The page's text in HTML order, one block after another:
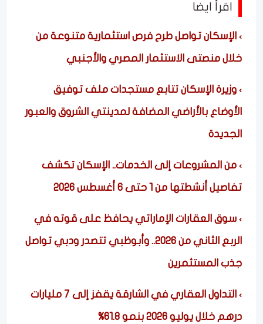
اقرأ ايضا
الإسكان تواصل طرح فرص استثمارية متنوعة من
خلال منصتى الاستثمار المصري والأجنبي
وزيرة الإسكان تتابع مستجدات ملف توفيق
الأوضاع بالأراضي المضافة لمدينتي الشروق والعبور
الجديدة
من المشروعات إلى الخدمات.. الإسكان تكشف
تفاصيل أنشطتها من 1 حتى 6 أغسطس 2026
سوق العقارات الإماراتي يحافظ على قوته في
الربع الثاني من 2026.. وأبوظبي تتصدر ودبي تواصل
جذب المستثمرين
التداول العقاري في الشارقة يقفز إلى 7 مليارات
درهم خلال يوليو 2026 بنمو 61.8%